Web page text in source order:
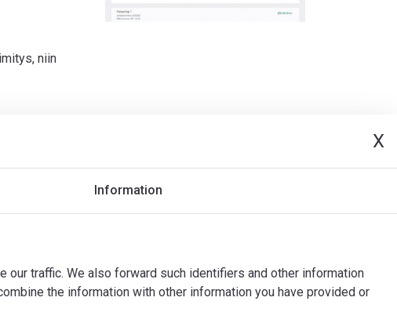
X
Information
traffic. We also forward such identifiers and other information
the information with other information you have provided or
niin